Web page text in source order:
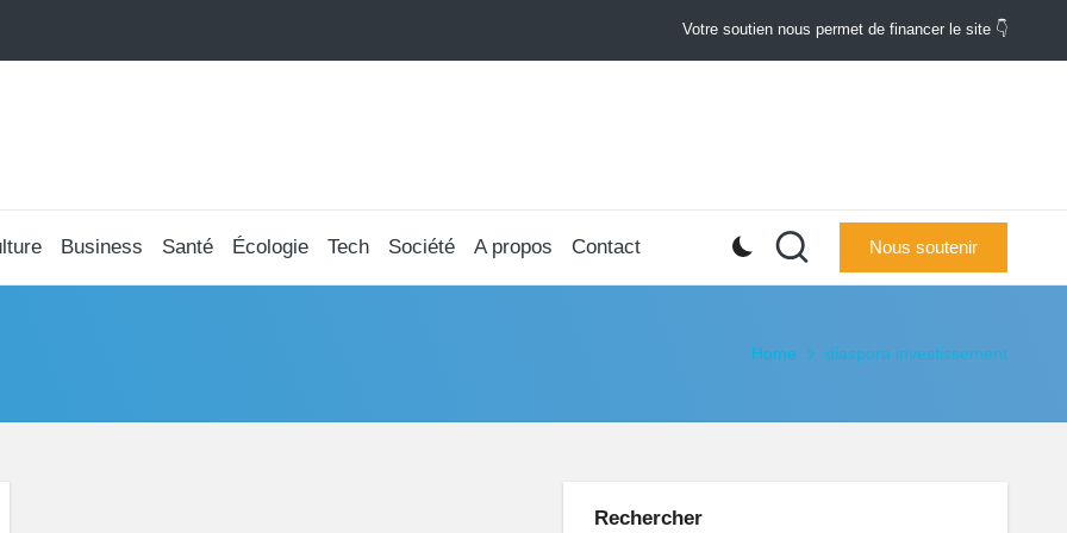
Votre soutien nous permet de financer le site 👇
Business Santé Écologie Tech Société A propos Contact Nous soutenir
Home diaspora investissement
Rechercher